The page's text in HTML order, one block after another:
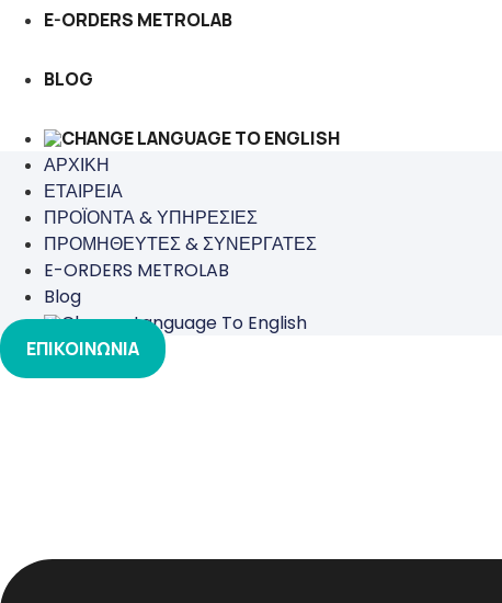
E-ORDERS METROLAB
BLOG
ΑΡΧΙΚΗ
ΕΤΑΙΡΕΙΑ
ΠΡΟΪΟΝΤΑ & ΥΠΗΡΕΣΙΕΣ
ΠΡΟΜΗΘΕΥΤΕΣ & ΣΥΝΕΡΓΑΤΕΣ
E-ORDERS METROLAB
Blog
ΕΠΙΚΟΙΝΩΝΙΑ